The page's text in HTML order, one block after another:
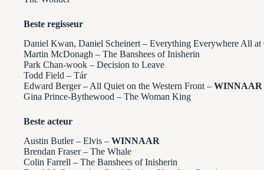
Beste regisseur
Daniel Kwan, Daniel Scheinert – Everything Everywhere All at
Martin McDonagh – The Banshees of Inisherin
Park Chan-wook – Decision to Leave
Todd Field – Tár
Edward Berger – All Quiet on the Western Front – WINNAAR
Gina Prince-Bythewood – The Woman King
Beste acteur
Austin Butler – Elvis – WINNAAR
Brendan Fraser – The Whale
Colin Farrell – The Banshees of Inisherin